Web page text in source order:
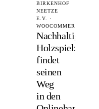
BIRKENHOF
NEETZE
E.V. ·
WOOCOMMERCE
Nachhaltiges
Holzspielzeug
findet
seinen
Weg
in den